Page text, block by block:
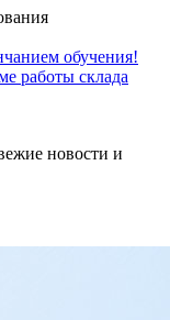
обучения!
работы склада
новости и